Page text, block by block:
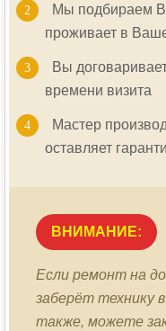
Мы подбираем
проживает в
Вы
времени визита
Мастер
оставляет
ВНИМАНИЕ:
Если ремонт на
заберёт технику
также, можете